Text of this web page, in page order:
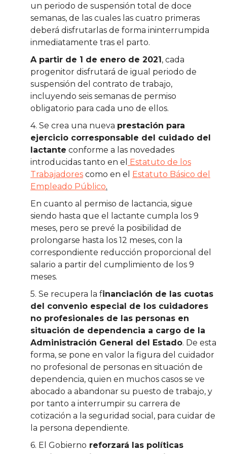
un periodo de suspensión total de doce
semanas, de las cuales las cuatro primeras
deberá disfrutarlas de forma ininterrumpida
inmediatamente tras el parto.
A partir de 1 de enero de 2021, cada
progenitor disfrutará de igual periodo de
suspensión del contrato de trabajo,
incluyendo seis semanas de permiso
obligatorio para cada uno de ellos.
4. Se crea una nueva prestación para
ejercicio corresponsable del cuidado del
lactante conforme a las novedades
introducidas tanto en el Estatuto de los
Trabajadores como en el Estatuto Básico del
Empleado Público.
En cuanto al permiso de lactancia, sigue
siendo hasta que el lactante cumpla los 9
meses, pero se prevé la posibilidad de
prolongarse hasta los 12 meses, con la
correspondiente reducción proporcional del
salario a partir del cumplimiento de los 9
meses.
5. Se recupera la financiación de las cuotas
del convenio especial de los cuidadores
no profesionales de las personas en
situación de dependencia a cargo de la
Administración General del Estado. De esta
forma, se pone en valor la figura del cuidador
no profesional de personas en situación de
dependencia, quien en muchos casos se ve
abocado a abandonar su puesto de trabajo, y
por tanto a interrumpir su carrera de
cotización a la seguridad social, para cuidar de
la persona dependiente.
6. El Gobierno reforzará las políticas